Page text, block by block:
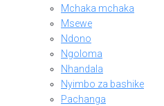
Mchaka mchaka
Msewe
Ndono
Ngoloma
Nhandala
Nyimbo za bashike
Pachanga